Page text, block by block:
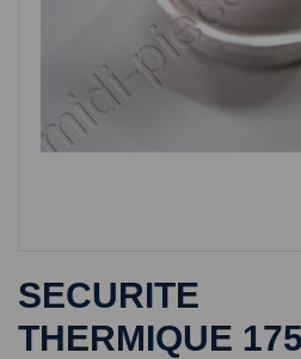
SECURITE
THERMIQUE